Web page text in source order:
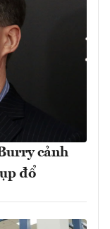
cảnh
đổ